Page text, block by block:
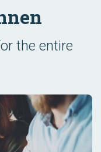
the entire